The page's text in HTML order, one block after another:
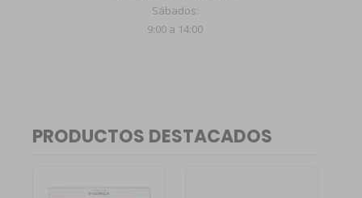
Sábados:
9:00 a 14:00